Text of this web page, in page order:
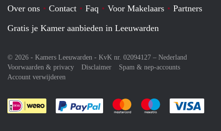
Over ons Contact Faq Voor Makelaars
Partners
Gratis je Kamer aanbieden in Leeuwarden
© 2026 - Kamers Leeuwarden - KvK nr. 02094127 – Nederland
Voorwaarden & privacy
Disclaimer
Spam & nep-accounts
Account verwijderen
Je rekent gemakkelijk af met Paypal
Je rekent gemakkelijk af met
Je rekent